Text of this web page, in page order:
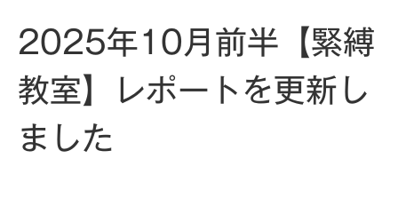
2025年10月前半【緊縛
教室】レポートを更新し
ました